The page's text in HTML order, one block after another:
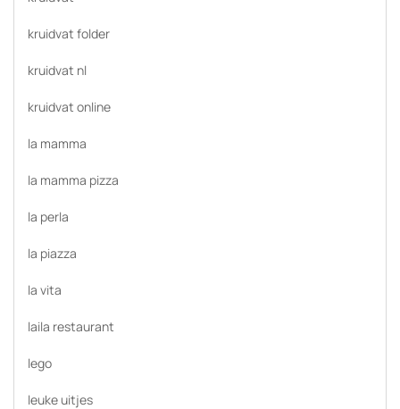
kruidvat folder
kruidvat nl
kruidvat online
la mamma
la mamma pizza
la perla
la piazza
la vita
laila restaurant
lego
leuke uitjes